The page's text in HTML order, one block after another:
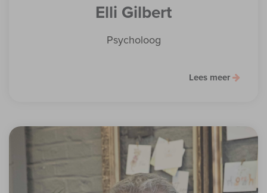
Elli Gilbert
Psycholoog
Lees meer